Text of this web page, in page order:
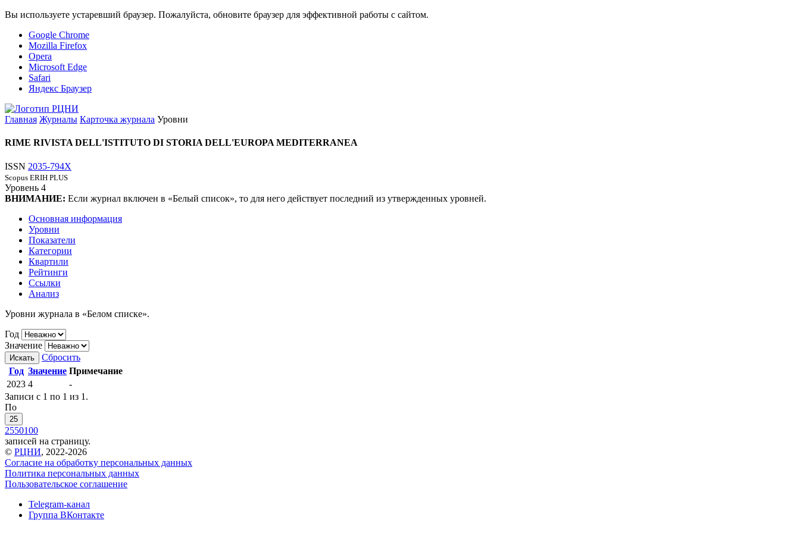
Вы используете устаревший браузер. Пожалуйста, обновите браузер для эффективной работы с сайтом.
Google Chrome
Mozilla Firefox
Opera
Microsoft Edge
Safari
Яндекс Браузер
Главная Журналы Карточка журнала Уровни
RIME RIVISTA DELL'ISTITUTO DI STORIA DELL'EUROPA MEDITERRANEA
ISSN 2035-794X
Scopus ERIH PLUS
Уровень 4
ВНИМАНИЕ: Если журнал включен в «Белый список», то для него действует последний из утвержденных уровней.
Основная информация
Уровни
Показатели
Категории
Квартили
Рейтинги
Ссылки
Анализ
Уровни журнала в «Белом списке».
Год
Значение
Искать
Сбросить
Год Значение Примечание
2023 4
-
Записи с 1 по 1 из 1.
По
25
2550100
записей на страницу.
© РЦНИ, 2022-2026
Согласие на обработку персональных данных
Политика персональных данных
Пользовательское соглашение
Telegram-канал
Группа ВКонтакте